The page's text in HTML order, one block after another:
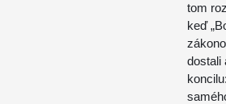
tom
keď
dostali